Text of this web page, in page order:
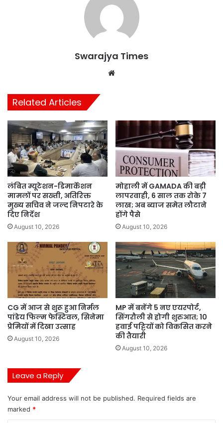
Swarajya Times
Related Articles
लंबित म्यूटेशन-डिमार्केशन
मामलों पर सख्ती, अतिरिक्त
मुख्य सचिव ने जल्द निपटारे के
दिए निर्देश
August 10, 2026
मोहाली में GAMADA की बड़ी
लापरवाही, 6 साल तक रोके 7
लाख; अब ब्याज समेत लौटाने
होंगे पैसे
August 10, 2026
CG में आज से शुरू हुआ निर्मल
पांडेय फिल्म फेस्टिवल, सिनेमा
प्रेमियों में दिखा उत्साह
August 10, 2026
MP में बनेंगे 5 नए एयरपोर्ट,
सिंगरौली से होगी शुरुआत; 10
हवाई पट्टियों को विकसित करने
की तैयारी
August 10, 2026
Leave a Reply
Your email address will not be published. Required fields are
marked *